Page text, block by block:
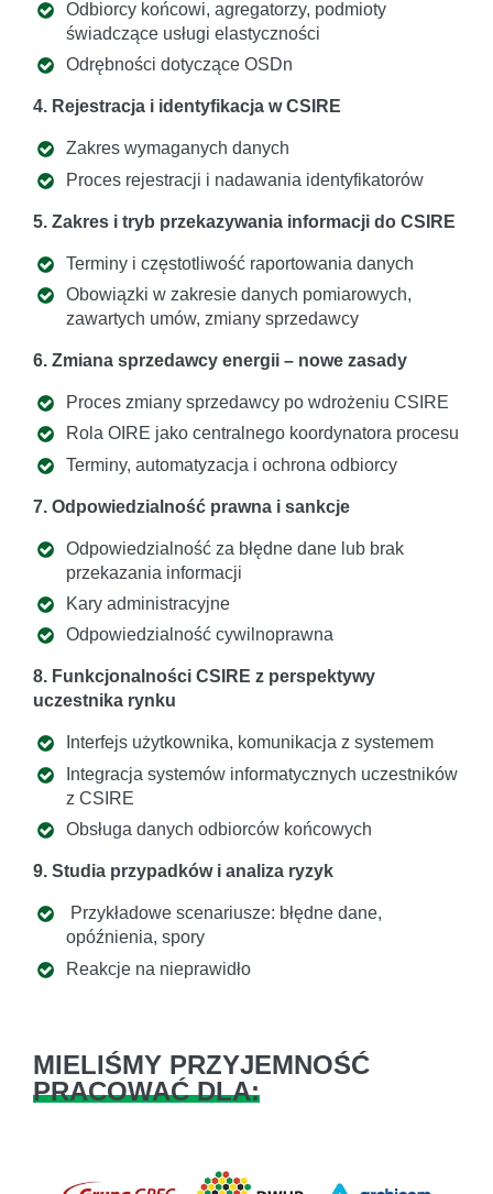
Odbiorcy końcowi, agregatorzy, podmioty
świadczące usługi elastyczności
Odrębności dotyczące OSDn
4. Rejestracja i identyfikacja w CSIRE
Zakres wymaganych danych
Proces rejestracji i nadawania identyfikatorów
5. Zakres i tryb przekazywania informacji do CSIRE
Terminy i częstotliwość raportowania danych
Obowiązki w zakresie danych pomiarowych,
zawartych umów, zmiany sprzedawcy
6. Zmiana sprzedawcy energii – nowe zasady
Proces zmiany sprzedawcy po wdrożeniu CSIRE
Rola OIRE jako centralnego koordynatora procesu
Terminy, automatyzacja i ochrona odbiorcy
7. Odpowiedzialność prawna i sankcje
Odpowiedzialność za błędne dane lub brak
przekazania informacji
Kary administracyjne
Odpowiedzialność cywilnoprawna
8. Funkcjonalności CSIRE z perspektywy
uczestnika rynku
Interfejs użytkownika, komunikacja z systemem
Integracja systemów informatycznych uczestników
z CSIRE
Obsługa danych odbiorców końcowych
9. Studia przypadków i analiza ryzyk
Przykładowe scenariusze: błędne dane,
opóźnienia, spory
Reakcje na nieprawidło
MIELIŚMY PRZYJEMNOŚĆ
PRACOWAĆ DLA: